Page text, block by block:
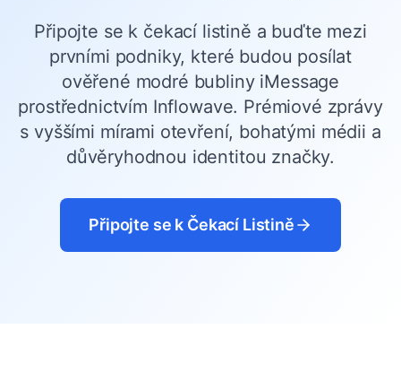
Připojte se k čekací listině a buďte mezi
prvními podniky, které budou posílat
ověřené modré bubliny iMessage
prostřednictvím Inflowave. Prémiové zprávy
s vyššími mírami otevření, bohatými médii a
důvěryhodnou identitou značky.
Připojte se k Čekací Listině